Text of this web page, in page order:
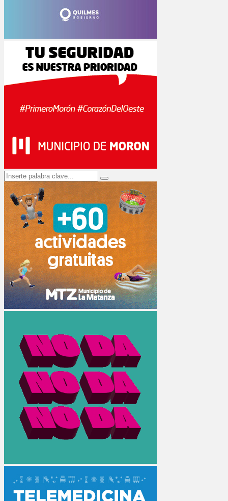
Search
for:
Search